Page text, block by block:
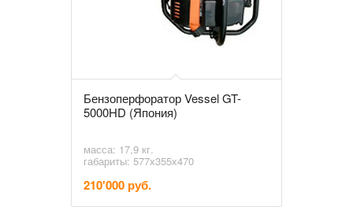
Бензоперфоратор Vessel GT-
5000HD (Япония)
масса: 17,9 кг.
габариты: 577х355х470
210'000 руб.